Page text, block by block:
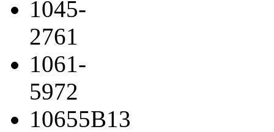
1045-
2761
1061-
5972
10655B13